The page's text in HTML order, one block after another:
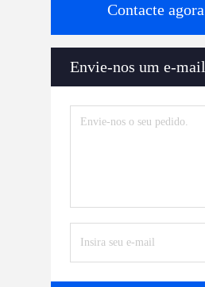
Contacte agora
Envie-nos um e-